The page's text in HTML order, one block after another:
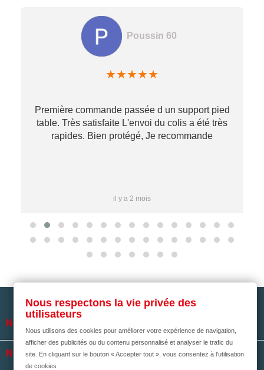
Poussin 60
★★★★★
Première commande passée d un support pied
table. Très satisfaite L'envoi du colis a été très
rapides. Bien protégé, Je recommande
il y a 2 mois
NOTRE SOCIÉTÉ
NOS HORAIRES 
Nous respectons la vie privée des
utilisateurs
Nous utilisons des cookies pour améliorer votre expérience de navigation,
afficher des publicités ou du contenu personnalisé et analyser le trafic du
site. En cliquant sur le bouton « Accepter tout », vous consentez à l'utilisation
de cookies